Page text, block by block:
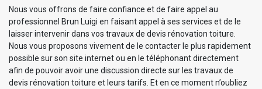
Nous vous offrons de faire confiance et de faire appel au
professionnel Brun Luigi en faisant appel à ses services et de le
laisser intervenir dans vos travaux de devis rénovation toiture.
Nous vous proposons vivement de le contacter le plus rapidement
possible sur son site internet ou en le téléphonant directement
afin de pouvoir avoir une discussion directe sur les travaux de
devis rénovation toiture et leurs tarifs. Et en ce moment n’oubliez